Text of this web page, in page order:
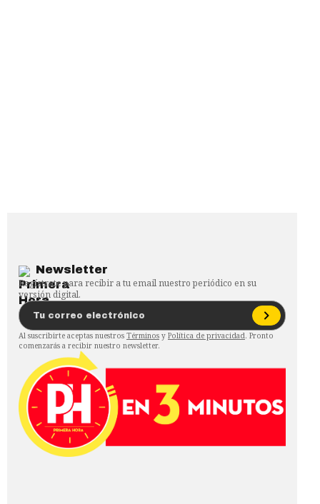
Newsletter
Regístrate para recibir a tu email nuestro periódico en su
versión digital.
Al suscribirte aceptas nuestros Términos y Política de privacidad. Pronto
comenzarás a recibir nuestro newsletter.